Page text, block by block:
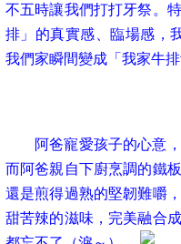
不五時讓我們打打牙祭。
排」 的真實感、臨場感，
我們家瞬間變成「我家牛排
阿爸寵愛孩子的心意
而阿爸親自下廚烹調的鐵
還是煎得過熟的堅韌難嚼
甜苦辣的滋味，完美融合